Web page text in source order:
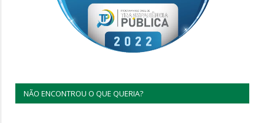
NÃO ENCONTROU O QUE QUERIA?